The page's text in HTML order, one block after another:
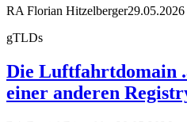
RA Florian Hitzelberger29.05.2026
gTLDs
Die Luftfahrtdomain
einer anderen